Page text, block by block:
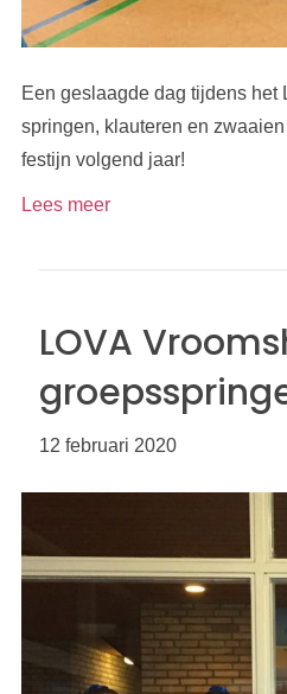
Een geslaagde dag tijdens het
springen, klauteren en zwaaien
festijn volgend jaar!
Lees meer
LOVA
12 februari 2020